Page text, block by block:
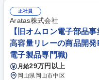
正社員
Aratas株式会社
【旧オムロン電子部品
高容量リレーの商品開
電子製品専門職)
月給29万円以上
岡山県岡山市中区